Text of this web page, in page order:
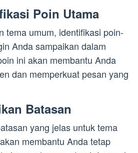
Poin Utama
tema umum, identifikasi poin-
Anda sampaikan dalam
ini akan membantu Anda
dan memperkuat pesan yang
Batasan
yang jelas untuk tema
membantu Anda tetap